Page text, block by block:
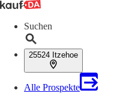
Suchen
25524 Itzehoe
Alle Prospekte